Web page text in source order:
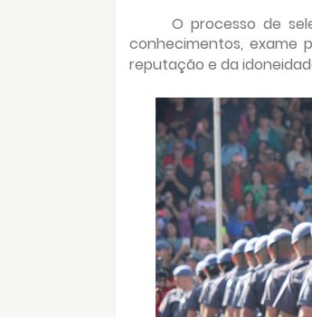
O processo de
conhecimentos, exame
reputação e da